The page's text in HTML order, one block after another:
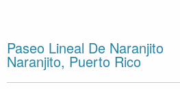
Paseo Lineal De Naranjito
Naranjito, Puerto Rico